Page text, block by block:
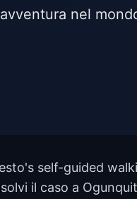
nel
self-guided
il caso a